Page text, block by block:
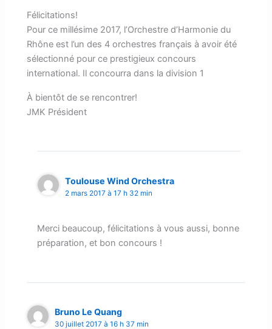
Félicitations!
Pour ce millésime 2017, l’Orchestre d’Harmonie du
Rhône est l’un des 4 orchestres français à avoir été
sélectionné pour ce prestigieux concours
international. Il concourra dans la division 1
À bientôt de se rencontrer!
JMK Président
Toulouse Wind Orchestra
2 mars 2017 à 17 h 32 min
Merci beaucoup, félicitations à vous aussi, bonne
préparation, et bon concours !
Bruno Le Quang
30 juillet 2017 à 16 h 37 min